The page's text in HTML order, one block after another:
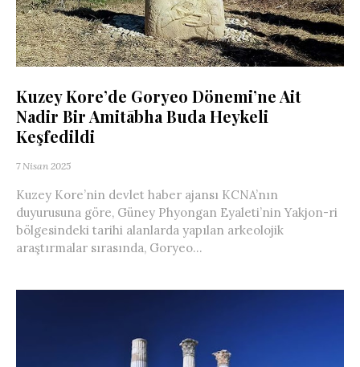
Kuzey Kore’de Goryeo Dönemi’ne Ait
Nadir Bir Amitābha Buda Heykeli
Keşfedildi
7 Nisan 2025
Kuzey Kore’nin devlet haber ajansı KCNA’nın
duyurusuna göre, Güney Phyongan Eyaleti’nin Yakjon-ri
bölgesindeki tarihi alanlarda yapılan arkeolojik
araştırmalar sırasında, Goryeo...